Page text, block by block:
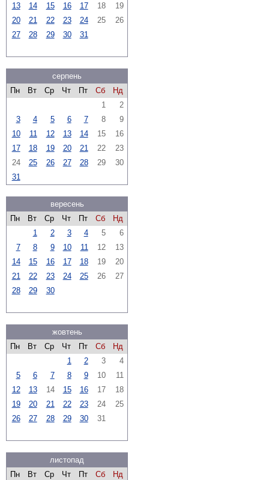
13
14 15 16 17 18
19
20
21 22 23 24 25
26
27
28 29 30 31
серпень
Пн
Вт Ср Чт Пт Сб
Нд
1
2
3
4 5 6 7 8
9
10
11 12 13 14 15
16
17
18 19 20 21 22
23
24
25 26 27 28 29
30
31
вересень
Пн
Вт Ср Чт Пт Сб
Нд
1
2 3 4 5
6
7
8 9 10 11 12
13
14
15 16 17 18 19
20
21
22 23 24 25 26
27
28
29 30
жовтень
Пн
Вт Ср Чт Пт Сб
Нд
1
2 3
4
5
6 7 8 9 10
11
12
13 14 15 16 17
18
19
20 21 22 23 24
25
26
27 28 29 30 31
листопад
Пн
Вт Ср Чт Пт Сб
Нд